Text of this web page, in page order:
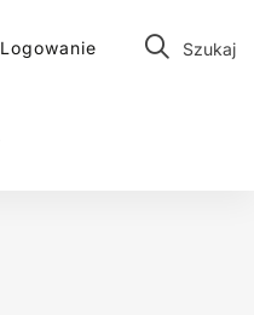
Logowanie Szukaj